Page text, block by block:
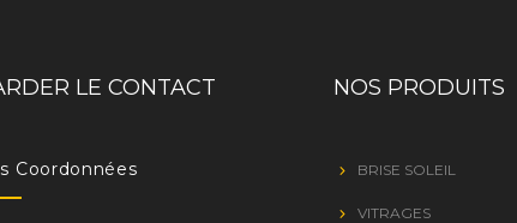
LE CONTACT
Coordonnées
NOS PRODUITS
BRISE SOLEIL
VITRAGES